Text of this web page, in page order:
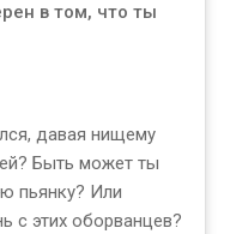
в том, что ты
давая нищему
Быть может ты
пьянку? Или
с этих оборванцев?